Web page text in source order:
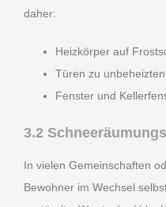
daher:
Heizkörper auf
Türen zu
Fenster und
3.2
In vielen Gemeinschaften
Bewohner im Wechsel